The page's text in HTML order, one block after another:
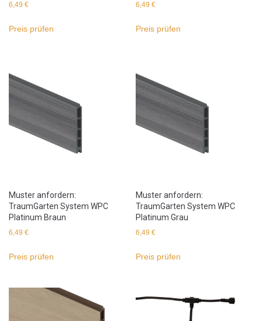
6,49 €
Preis prüfen
6,49€
Preis prüfen
Muster anfordern:
TraumGarten System WPC
Platinum Braun
6,49 €
Preis prüfen
Muster anfordern:
TraumGarten System WPC
Platinum Grau
6,49€
Preis prüfen